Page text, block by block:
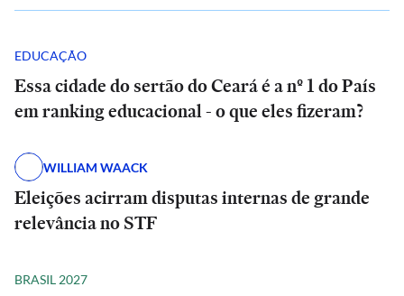
EDUCAÇÃO
Essa cidade do sertão do Ceará é a nº 1 do País
em ranking educacional - o que eles fizeram?
WILLIAM WAACK
Eleições acirram disputas internas de grande
relevância no STF
BRASIL 2027